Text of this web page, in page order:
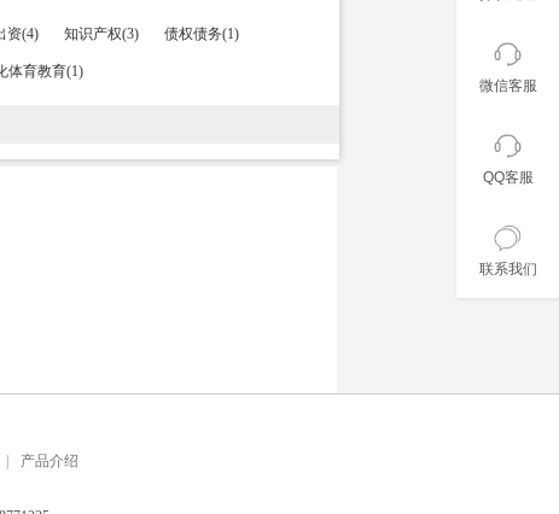
资(4) 知识产权(3) 债权债务(1)
体育教育(1)
微信客服
QQ客服
联系我们
产品介绍